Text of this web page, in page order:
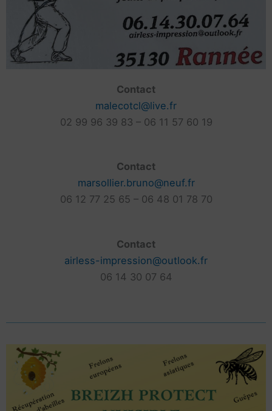
Contact
malecotcl@live.fr
02 99 96 39 83 – 06 11 57 60 19
Contact
marsollier.bruno@neuf.fr
06 12 77 25 65 – 06 48 01 78 70
Contact
airless-impression@outlook.fr
06 14 30 07 64